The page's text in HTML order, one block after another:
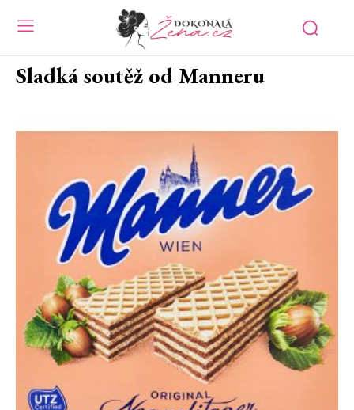
Sladká soutěž od Manneru